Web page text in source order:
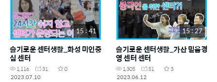
15 : 41
슬기로운 센터생활_화성 미인중
심 센터
1,116 31
0
2023.07.10
15 : 27
슬기로운 센터생활_가산 믿음경
영 센터 센터
1,305 51
3
2023.06.12